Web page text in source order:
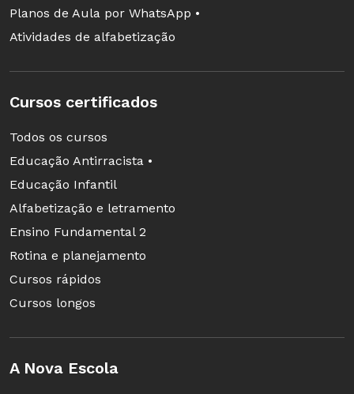
Planos de Aula por WhatsApp •
Atividades de alfabetização
Cursos certificados
Todos os cursos
Educação Antirracista •
Educação Infantil
Alfabetização e letramento
Ensino Fundamental 2
Rotina e planejamento
Cursos rápidos
Cursos longos
A Nova Escola